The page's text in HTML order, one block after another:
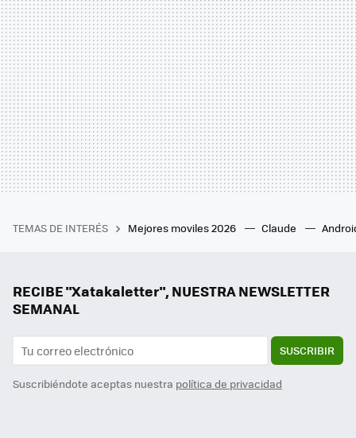
TEMAS DE INTERÉS Mejores moviles 2026 Claude
RECIBE "Xatakaletter", NUESTRA NEWSLETTER
SEMANAL
SUSCRIBIR
Suscribiéndote aceptas nuestra política de privacidad